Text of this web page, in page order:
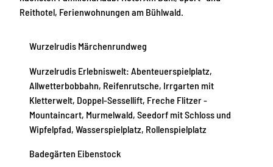
Reithotel, Ferienwohnungen am Bühlwald.
Wurzelrudis Märchenrundweg
Wurzelrudis Erlebniswelt: Abenteuerspielplatz,
Allwetterbobbahn, Reifenrutsche, Irrgarten mit
Kletterwelt, Doppel-Sessellift, Freche Flitzer -
Mountaincart, Murmelwald, Seedorf mit Schloss und
Wipfelpfad, Wasserspielplatz, Rollenspielplatz
Badegärten Eibenstock